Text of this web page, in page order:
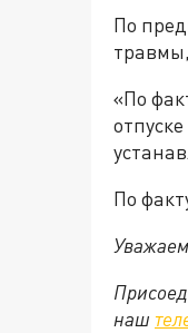
По
«По
По
наш